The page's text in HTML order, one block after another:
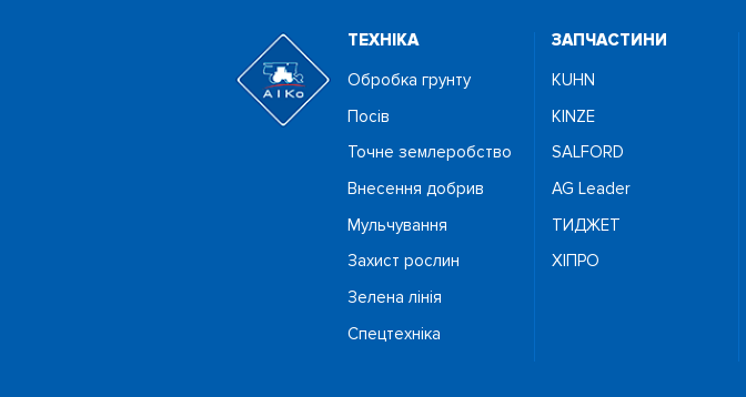
ТЕХНIКА
Обробка грунту
Посiв
Точне землеробство
Внесення добрив
Мульчування
Захист рослин
Зелена лінія
Спецтехніка
ЗАПЧАСТИНИ
KUHN
KINZE
SALFORD
AG Leader
ТИДЖЕТ
ХІПРО